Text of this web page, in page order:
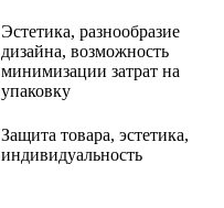
Эстетика, разнообразие
дизайна, возможность
минимизации затрат на
упаковку
Защита товара, эстетика,
индивидуальность